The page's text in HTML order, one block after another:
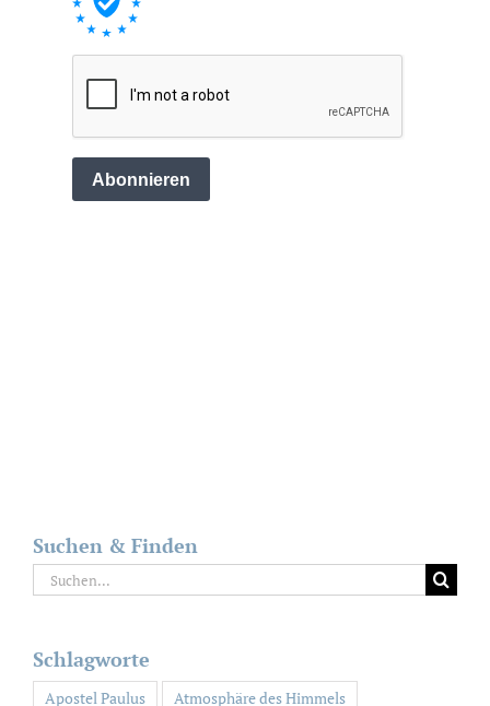
Suchen & Finden
Suche
nach:
Schlagworte
Apostel Paulus Atmosphäre des Himmels